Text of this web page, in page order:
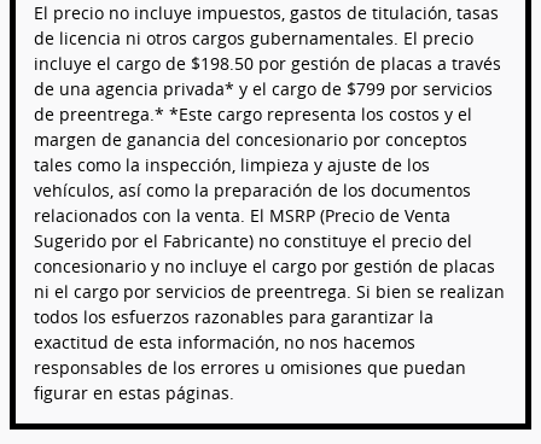
El precio no incluye impuestos, gastos de titulación, tasas
de licencia ni otros cargos gubernamentales. El precio
incluye el cargo de $198.50 por gestión de placas a través
de una agencia privada* y el cargo de $799 por servicios
de preentrega.* *Este cargo representa los costos y el
margen de ganancia del concesionario por conceptos
tales como la inspección, limpieza y ajuste de los
vehículos, así como la preparación de los documentos
relacionados con la venta. El MSRP (Precio de Venta
Sugerido por el Fabricante) no constituye el precio del
concesionario y no incluye el cargo por gestión de placas
ni el cargo por servicios de preentrega. Si bien se realizan
todos los esfuerzos razonables para garantizar la
exactitud de esta información, no nos hacemos
responsables de los errores u omisiones que puedan
figurar en estas páginas.